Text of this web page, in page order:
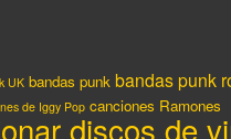
UK bandas punk bandas punk
de Iggy Pop canciones Ramones
discos de